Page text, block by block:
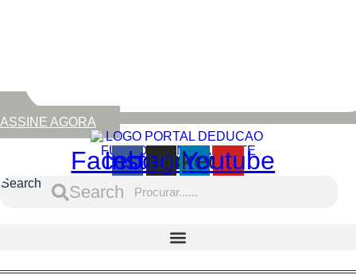
ASSINE AGORA
Facebook
Instagram
Linkedin
Youtube
Search Search